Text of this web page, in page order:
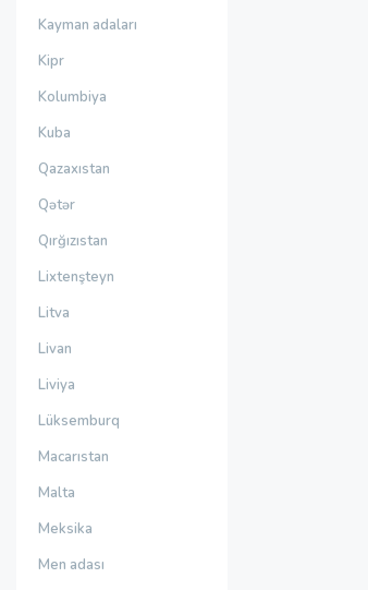
Kayman adaları
Kipr
Kolumbiya
Kuba
Qazaxıstan
Qətər
Qırğızıstan
Lixtenşteyn
Litva
Livan
Liviya
Lüksemburq
Macarıstan
Malta
Meksika
Men adası